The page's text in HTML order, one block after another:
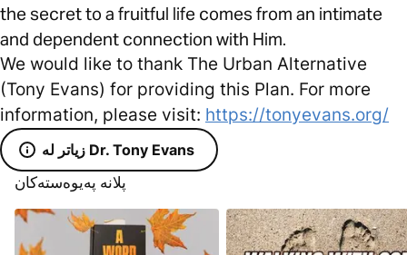
the secret to a fruitful life comes from an intimate
and dependent connection with Him.
We would like to thank The Urban Alternative
(Tony Evans) for providing this Plan. For more
information, please visit: https://tonyevans.org/
زیاتر لە Dr. Tony Evans
پلانە پەیوەستەکان